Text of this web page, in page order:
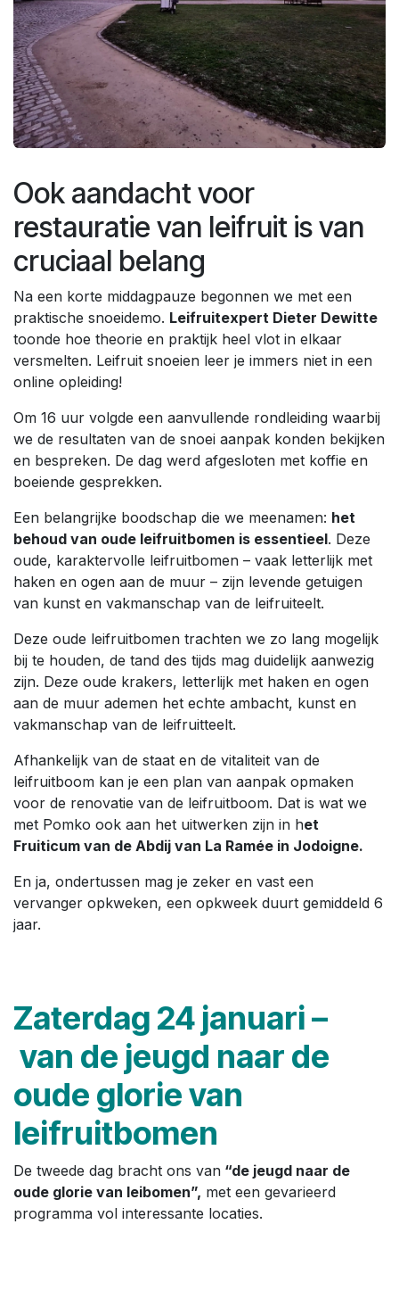
Ook aandacht voor
restauratie van leifruit is van
cruciaal belang
Na een korte middagpauze begonnen we met een
praktische snoeidemo. Leifruitexpert Dieter Dewitte
toonde hoe theorie en praktijk heel vlot in elkaar
versmelten. Leifruit snoeien leer je immers niet in een
online opleiding!
Om 16 uur volgde een aanvullende rondleiding waarbij
we de resultaten van de snoei aanpak konden bekijken
en bespreken. De dag werd afgesloten met koffie en
boeiende gesprekken.
Een belangrijke boodschap die we meenamen: het
behoud van oude leifruitbomen is essentieel. Deze
oude, karaktervolle leifruitbomen – vaak letterlijk met
haken en ogen aan de muur – zijn levende getuigen
van kunst en vakmanschap van de leifruiteelt.
Deze oude leifruitbomen trachten we zo lang mogelijk
bij te houden, de tand des tijds mag duidelijk aanwezig
zijn. Deze oude krakers, letterlijk met haken en ogen
aan de muur ademen het echte ambacht, kunst en
vakmanschap van de leifruitteelt.
Afhankelijk van de staat en de vitaliteit van de
leifruitboom kan je een plan van aanpak opmaken
voor de renovatie van de leifruitboom. Dat is wat we
met Pomko ook aan het uitwerken zijn in het
Fruiticum van de Abdij van La Ramée in Jodoigne.
En ja, ondertussen mag je zeker en vast een
vervanger opkweken, een opkweek duurt gemiddeld 6
jaar.
Zaterdag 24 januari –
van de jeugd naar de
oude glorie van
leifruitbomen
De tweede dag bracht ons van “de jeugd naar de
oude glorie van leibomen”, met een gevarieerd
programma vol interessante locaties.